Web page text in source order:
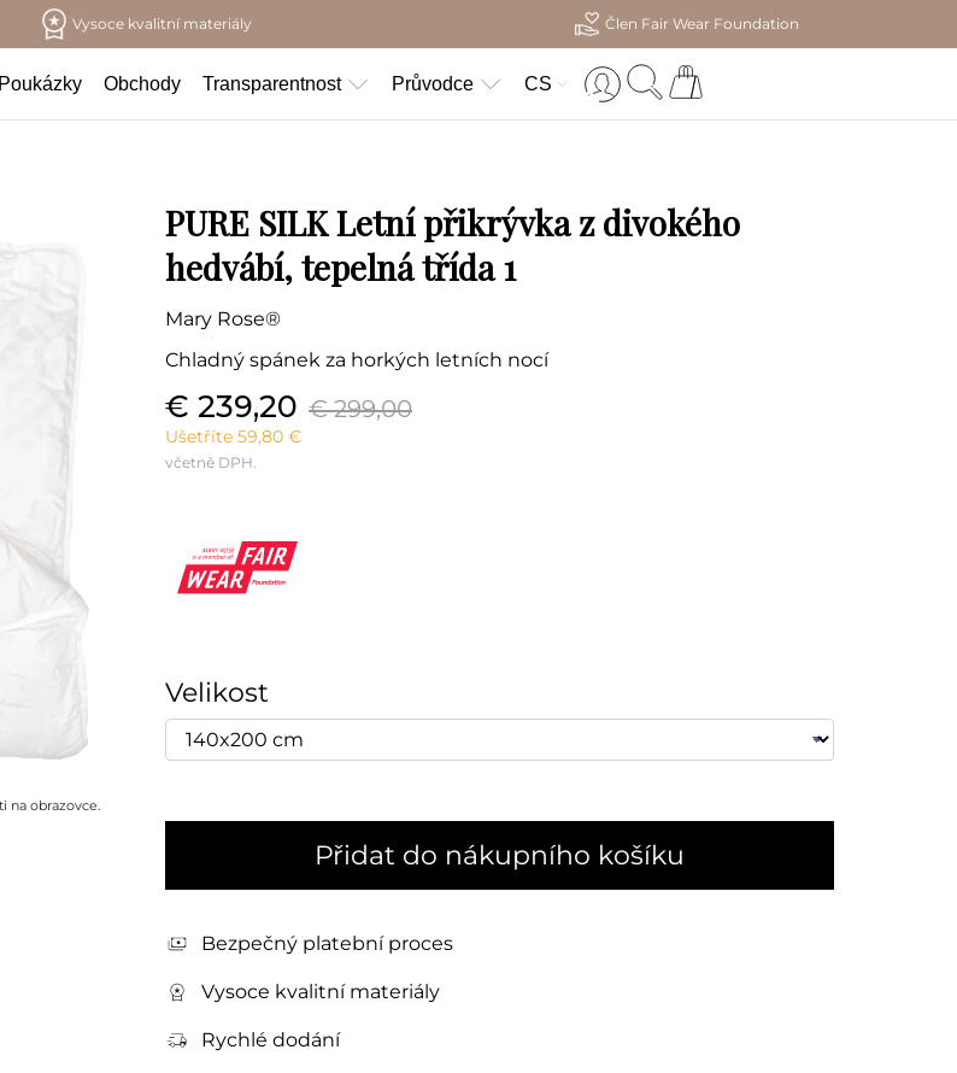
Vysoce kvalitní materiály Člen Fair Wear Foundation
Poukázky Obchody Transparentnost Průvodce CS
na obrazovce.
PURE SILK Letní přikrývka z divokého
hedvábí, tepelná třída 1
Mary Rose®
Chladný spánek za horkých letních nocí
€ 239,20 € 299,00
Ušetříte 59,80 €
včetně DPH.
Velikost
Přidat do nákupního košíku
Bezpečný platební proces
Vysoce kvalitní materiály
Rychlé dodání